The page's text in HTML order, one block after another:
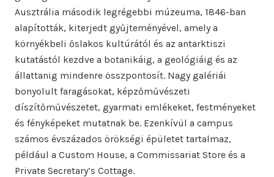
Ausztrália második legrégebbi múzeuma, 1846-ban
alapították, kiterjedt gyűjteményével, amely a
környékbeli őslakos kultúrától és az antarktiszi
kutatástól kezdve a botanikáig, a geológiáig és az
állattanig mindenre összpontosít. Nagy galériái
bonyolult faragásokat, képzőművészeti
díszítőművészetet, gyarmati emlékeket, festményeket
és fényképeket mutatnak be. Ezenkívül a campus
számos évszázados örökségi épületet tartalmaz,
például a Custom House, a Commissariat Store és a
Private Secretary’s Cottage.